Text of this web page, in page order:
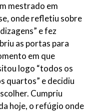
mestrado em
onde refletiu sobre
e fez
as portas para
em que
logo “todos os
quartos” e decidiu
Cumpriu
hoje, o refúgio onde